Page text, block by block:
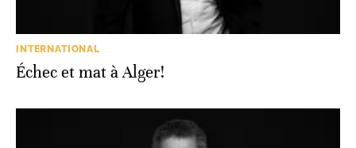
INTERNATIONAL
Échec et mat à Alger!